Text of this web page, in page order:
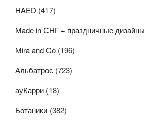
HAED (417)
Made in СНГ + праздничные дизайны
Mira and Co (196)
Альбатрос (723)
ауКарри (18)
Ботаники (382)